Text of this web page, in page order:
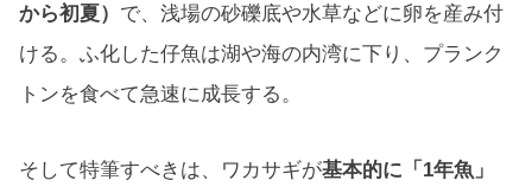
から初夏） で、浅場の砂礫底や水草などに卵を産み付
ける。ふ化した仔魚は湖や海の内湾に下り、プランク
トンを食べて急速に成長する。
そして特筆すべきは、ワカサギが基本的に「1年魚」